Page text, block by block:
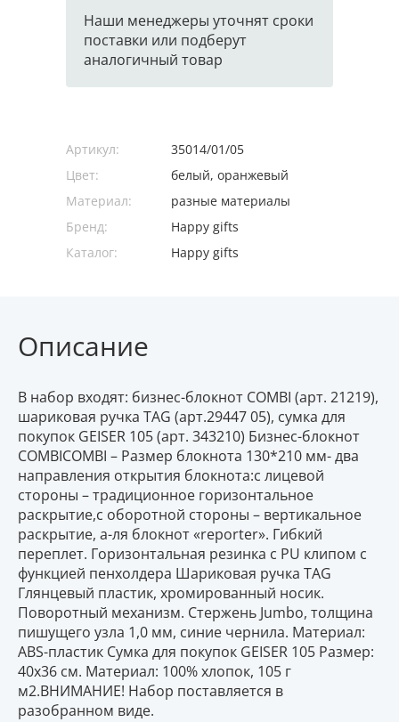
Наши менеджеры уточнят сроки
поставки или подберут
аналогичный товар
Артикул:
35014/01/05
Цвет:
белый, оранжевый
Материал:
разные материалы
Бренд:
Happy gifts
Каталог:
Happy gifts
Описание
В набор входят: бизнес-блокнот COMBI (арт. 21219),
шариковая ручка TAG (арт.29447 05), сумка для
покупок GEISER 105 (арт. 343210) Бизнес-блокнот
COMBICOMBI – Размер блокнота 130*210 мм- два
направления открытия блокнота:с лицевой
стороны – традиционное горизонтальное
раскрытие,с оборотной стороны – вертикальное
раскрытие, а-ля блокнот «reporter». Гибкий
переплет. Горизонтальная резинка с PU клипом с
функцией пенхолдера Шариковая ручка TAG
Глянцевый пластик, хромированный носик.
Поворотный механизм. Стержень Jumbo, толщина
пишущего узла 1,0 мм, синие чернила. Материал:
ABS-пластик Сумка для покупок GEISER 105 Размер:
40x36 см. Материал: 100% хлопок, 105 г
м2.ВНИМАНИЕ! Набор поставляется в
разобранном виде.